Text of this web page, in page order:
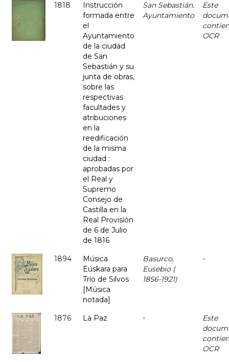
1818
Instrucción
formada entre
el
Ayuntamiento
de la ciudad
de San
Sebastián y su
junta de obras,
sobre las
respectivas
facultades y
atribuciones
en la
reedificación
de la misma
ciudad :
aprobadas por
el Real y
Supremo
Consejo de
Castilla en la
Real Provisión
de 6 de Julio
de 1816
San Sebastián.
Ayuntamiento
Este
OCR
1894
Música
Eúskara para
Trío de Silvos
[Música
notada]
Basurco,
Eusebio (
1856-1921)
-
1876 La Paz -
Este
OCR